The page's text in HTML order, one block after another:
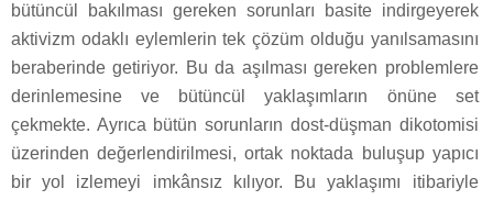
bütüncül bakılması gereken sorunları basite indirgeyerek
aktivizm odaklı eylemlerin tek çözüm olduğu yanılsamasını
beraberinde getiriyor. Bu da aşılması gereken problemlere
derinlemesine ve bütüncül yaklaşımların önüne set
çekmekte. Ayrıca bütün sorunların dost-düşman dikotomisi
üzerinden değerlendirilmesi, ortak noktada buluşup yapıcı
bir yol izlemeyi imkânsız kılıyor. Bu yaklaşımı itibariyle